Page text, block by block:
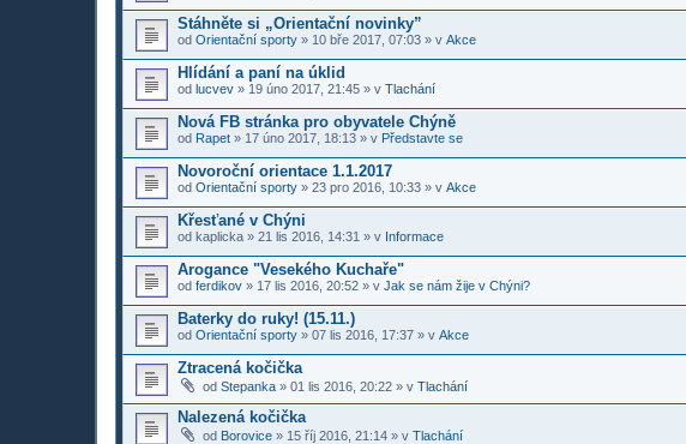
Stáhněte si „Orientační novinky”
od Orientační sporty » 10 bře 2017, 07:03 » v Akce
Hlídání a paní na úklid
od lucvev » 19 úno 2017, 21:45 » v Tlachání
Nová FB stránka pro obyvatele Chýně
od Rapet » 17 úno 2017, 18:13 » v Představte se
Novoroční orientace 1.1.2017
od Orientační sporty » 23 pro 2016, 10:33 » v Akce
Křesťané v Chýni
od kaplicka » 21 lis 2016, 14:31 » v Informace
Arogance "Vesekého Kuchaře"
od ferdikov » 17 lis 2016, 20:52 » v Jak se nám žije v Chýni?
Baterky do ruky! (15.11.)
od Orientační sporty » 07 lis 2016, 17:37 » v Akce
Ztracená kočička
od Stepanka » 01 lis 2016, 20:22 » v Tlachání
Nalezená kočička
od Borovice » 15 říj 2016, 21:14 » v Tlachání